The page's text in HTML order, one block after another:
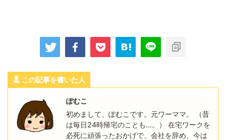
この記事を書いた人
ぽむこ
初めまして、ぽむこです。元ワーママ。 （昔
は毎日24時帰宅のことも…。） 在宅ワークを
必死に頑張ったおかげで、会社を辞め、今は